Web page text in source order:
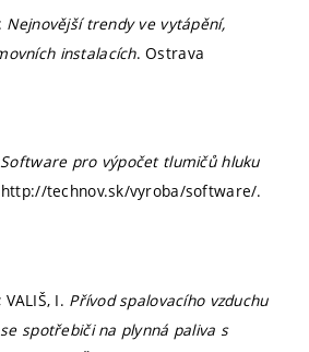
Nejnovější trendy ve vytápění,
instalacích. Ostrava
Software pro výpočet tlumičů hluku
http://technov.sk/vyroba/software/.
VALIŠ, I. Přívod spalovacího vzduchu
spotřebiči na plynná paliva s